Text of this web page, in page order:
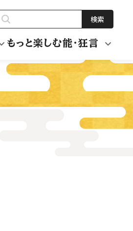
検索
もっと楽しむ能・狂言